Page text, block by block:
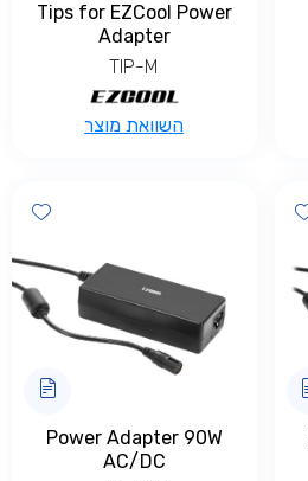
Tips for EZCool Power
Adapter
TIP-M
למוצר
לבחור
את
האפשרויות
בעמוד
השוואת מוצר
Add wishlist
Power Adapter 90W
AC/DC